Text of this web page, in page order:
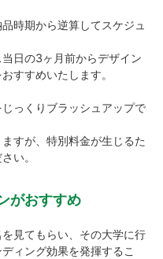
時期から逆算してスケジュ
日の3ヶ月前からデザイン
すすめいたします。
っくりブラッシュアップで
すが、特別料金が生じるた
い。
がおすすめ
見てもらい、その大学に行
ィング効果を発揮するこ